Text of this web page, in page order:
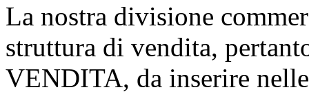
La nostra divisione
struttura di vendita,
VENDITA, da inserire